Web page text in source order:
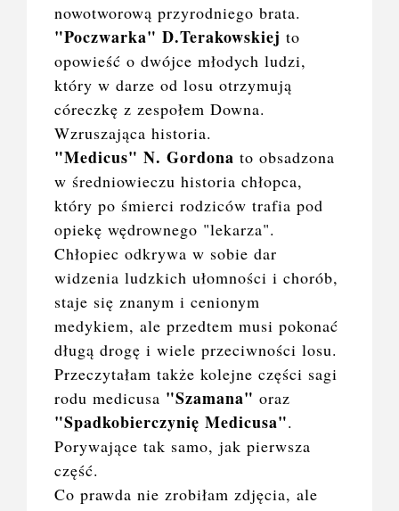
nowotworową przyrodniego brata.
"Poczwarka" D.Terakowskiej to
opowieść o dwójce młodych ludzi,
który w darze od losu otrzymują
córeczkę z zespołem Downa.
Wzruszająca historia.
"Medicus" N. Gordona to obsadzona
w średniowieczu historia chłopca,
który po śmierci rodziców trafia pod
opiekę wędrownego "lekarza".
Chłopiec odkrywa w sobie dar
widzenia ludzkich ułomności i chorób,
staje się znanym i cenionym
medykiem, ale przedtem musi pokonać
długą drogę i wiele przeciwności losu.
Przeczytałam także kolejne części sagi
rodu medicusa "Szamana" oraz
"Spadkobierczynię Medicusa".
Porywające tak samo, jak pierwsza
część.
Co prawda nie zrobiłam zdjęcia, ale